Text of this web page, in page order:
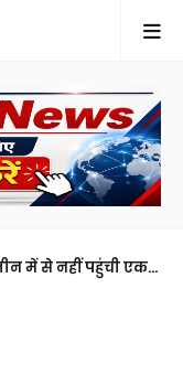
में से नहीं पहुंची एक